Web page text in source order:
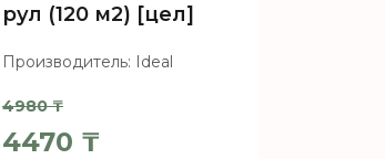
рул (120 м2) [цел]
Производитель: Ideal
4980₸
Первоначальная цена
4470 ₸